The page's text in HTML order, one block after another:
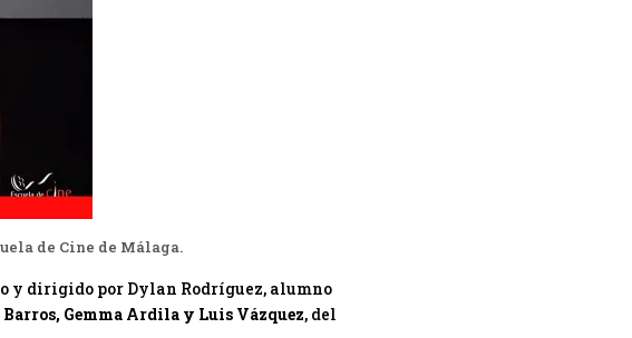
de Cine de Málaga.
y dirigido por Dylan Rodríguez, alumno
Gemma Ardila y Luis Vázquez, del